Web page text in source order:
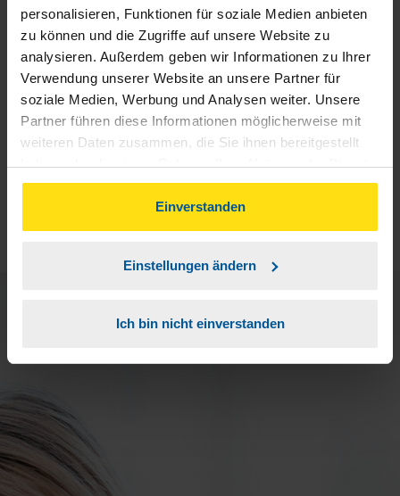
personalisieren, Funktionen für soziale Medien anbieten
zu können und die Zugriffe auf unsere Website zu
analysieren. Außerdem geben wir Informationen zu Ihrer
Verwendung unserer Website an unsere Partner für
soziale Medien, Werbung und Analysen weiter. Unsere
Partner führen diese Informationen möglicherweise mit
weiteren Daten zusammen, die Sie ihnen bereitgestellt
haben oder die sie im Rahmen Ihrer Nutzung der Dienste
gesammelt haben. Indem Sie auf Einverstanden klicken,
können Sie der Verwendung von Cookies, gemäß
unserer➔ Datenschutzrichtliniezustimmen.
Einverstanden
Einstellungen ändern
Ich bin nicht einverstanden
Unsere Beraterinnen und Berater kennen sich
mit allen Fragen rund um die
Einkommensteuererklärung aus. Sie helfen
Ihnen, das beste Ergebnis herauszuholen.
Einfach eine Beratungsstelle in Ihrer Nähe